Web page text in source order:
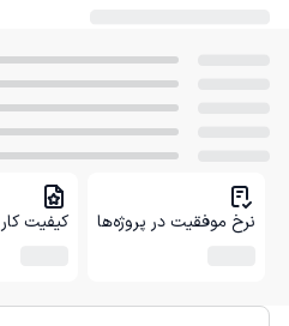
نرخ موفقیت در پروژه‌ها کیفیت کار